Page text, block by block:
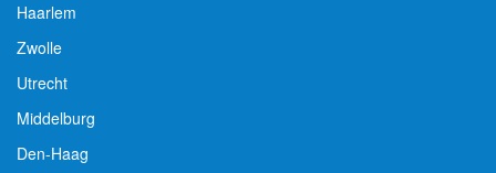
Haarlem
Zwolle
Utrecht
Middelburg
Den-Haag